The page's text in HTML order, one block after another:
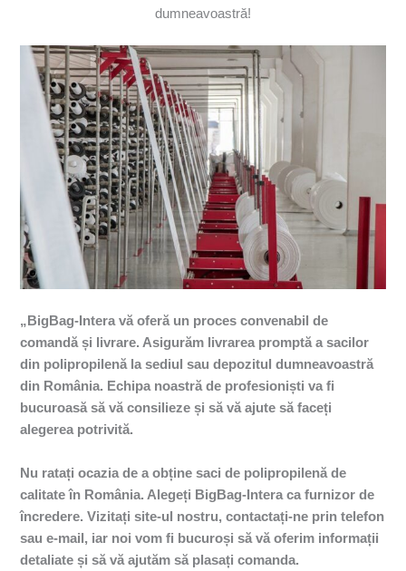
dumneavoastră!
„BigBag-Intera vă oferă un proces convenabil de
comandă și livrare. Asigurăm livrarea promptă a sacilor
din polipropilenă la sediul sau depozitul dumneavoastră
din România. Echipa noastră de profesioniști va fi
bucuroasă să vă consilieze și să vă ajute să faceți
alegerea potrivită.
Nu ratați ocazia de a obține saci de polipropilenă de
calitate în România. Alegeți BigBag-Intera ca furnizor de
încredere. Vizitați site-ul nostru, contactați-ne prin telefon
sau e-mail, iar noi vom fi bucuroși să vă oferim informații
detaliate și să vă ajutăm să plasați comanda.